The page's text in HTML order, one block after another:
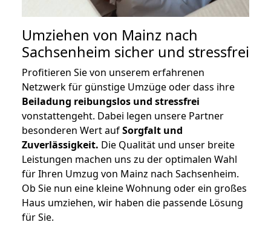
Umziehen von Mainz nach
Sachsenheim sicher und stressfrei
Profitieren Sie von unserem erfahrenen
Netzwerk für günstige Umzüge oder dass ihre
Beiladung reibungslos und stressfrei
vonstattengeht. Dabei legen unsere Partner
besonderen Wert aufSorgfalt und
Zuverlässigkeit. Die Qualität und unser breite
Leistungen machen uns zu der optimalen Wahl
für Ihren Umzug von Mainz nach Sachsenheim.
Ob Sie nun eine kleine Wohnung oder ein großes
Haus umziehen, wir haben die passende Lösung
für Sie.